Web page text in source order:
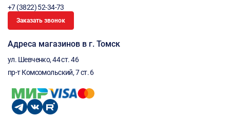
+7 (3822) 52-34-73
Заказать звонок
Адреса магазинов в г. Томск
ул. Шевченко, 44 ст. 46
пр-т Комсомольский, 7 ст. 6